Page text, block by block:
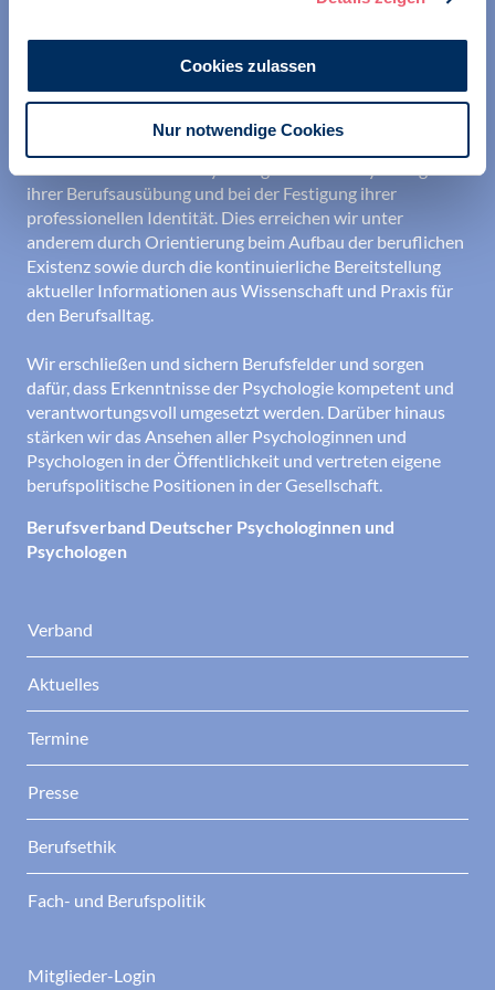
Cookies zulassen
Nur notwendige Cookies
ihrer Berufsausübung und bei der Festigung ihrer
professionellen Identität. Dies erreichen wir unter
anderem durch Orientierung beim Aufbau der beruflichen
Existenz sowie durch die kontinuierliche Bereitstellung
aktueller Informationen aus Wissenschaft und Praxis für
den Berufsalltag.
Wir erschließen und sichern Berufsfelder und sorgen
dafür, dass Erkenntnisse der Psychologie kompetent und
verantwortungsvoll umgesetzt werden. Darüber hinaus
stärken wir das Ansehen aller Psychologinnen und
Psychologen in der Öffentlichkeit und vertreten eigene
berufspolitische Positionen in der Gesellschaft.
Berufsverband Deutscher Psychologinnen und
Psychologen
Verband
Aktuelles
Termine
Presse
Berufsethik
Fach- und Berufspolitik
Mitglieder-Login